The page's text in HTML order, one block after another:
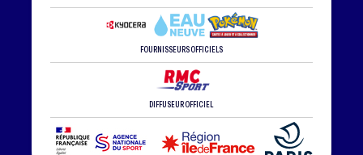
FOURNISSEURS OFFICIELS
DIFFUSEUR OFFICIEL